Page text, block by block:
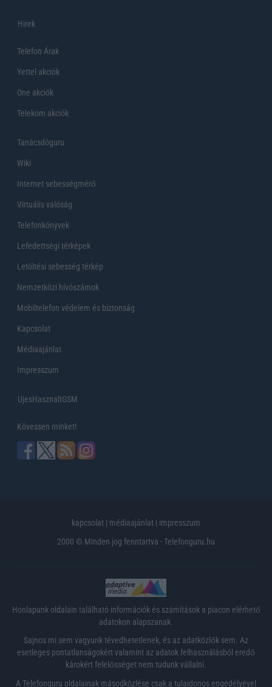
Hirek
Telefon Árak
Yettel akciók
One akciók
Telekom akciók
Tanácsdóguru
Wiki
Internet sebességmérő
Virtuális valóság
Telefonkönyvek
Lefedettségi térképek
Letöltési sebesség térkép
Nemzetközi hívószámok
Mobiltelefon védelem és biztonság
Kapcsolat
Médiaajánlat
Impresszum
UjesHasznaltGSM
Kövessen minket!
kapcsolat | médiaajánlat | impresszum
2000 © Minden jog fenntartva - Telefonguru.hu
Honlapunk oldalain található információk és számítások a piacon elérhető
adatokon alapszanak.
Sajnos mi sem vagyunk tévedhetetlenek, és az adatközlők sem. Az
esetleges pontatlanságokért valamint az adatok felhasználásból eredő
károkért felelősséget nem tudunk vállalni.
A Telefonguru oldalainak másodközlése csak a tulajdonos engedélyével